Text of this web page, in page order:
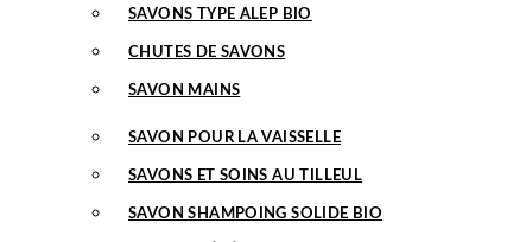
SAVONS TYPE ALEP BIO
CHUTES DE SAVONS
SAVON MAINS
SAVON POUR LA VAISSELLE
SAVONS ET SOINS AU TILLEUL
SAVON SHAMPOING SOLIDE BIO